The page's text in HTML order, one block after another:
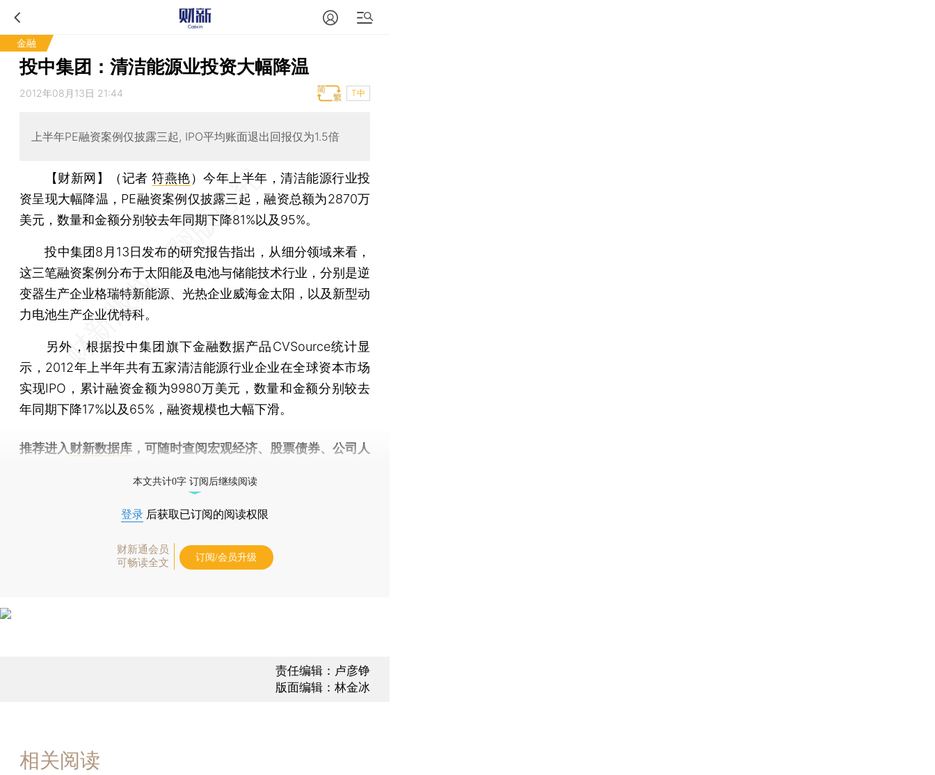
金融
投中集团：清洁能源业投资大幅降温
2012年08月13日 21:44 T中
上半年PE融资案例仅披露三起, IPO平均账面退出回报仅为1.5倍
【财新网】（记者符燕艳）今年上半年，清洁能源行业投
资呈现大幅降温，PE融资案例仅披露三起，融资总额为2870万
美元，数量和金额分别较去年同期下降81%以及95%。
投中集团8月13日发布的研究报告指出，从细分领域来看，
这三笔融资案例分布于太阳能及电池与储能技术行业，分别是逆
变器生产企业格瑞特新能源、光热企业威海金太阳，以及新型动
力电池生产企业优特科。
另外，根据投中集团旗下金融数据产品CVSource统计显
示，2012年上半年共有五家清洁能源行业企业在全球资本市场
实现IPO，累计融资金额为9980万美元，数量和金额分别较去
年同期下降17%以及65%，融资规模也大幅下滑。
推荐进入财新数据库 ，可随时查阅宏观经济、股票债券、公司人
本文共计0字 订阅后继续阅读
登录 后获取已订阅的阅读权限
财新通会员
可畅读全文
订阅/会员升级
责任编辑：卢彦铮
版面编辑：林金冰
相关阅读